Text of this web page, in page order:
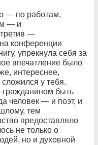
— по работам,
— и
—
конференции
упрекнула себя за
впечатление было
интереснее,
сложился у тебя.
быть
человек — и поэт, и
тем
предоставляло
не только о
но и духовной